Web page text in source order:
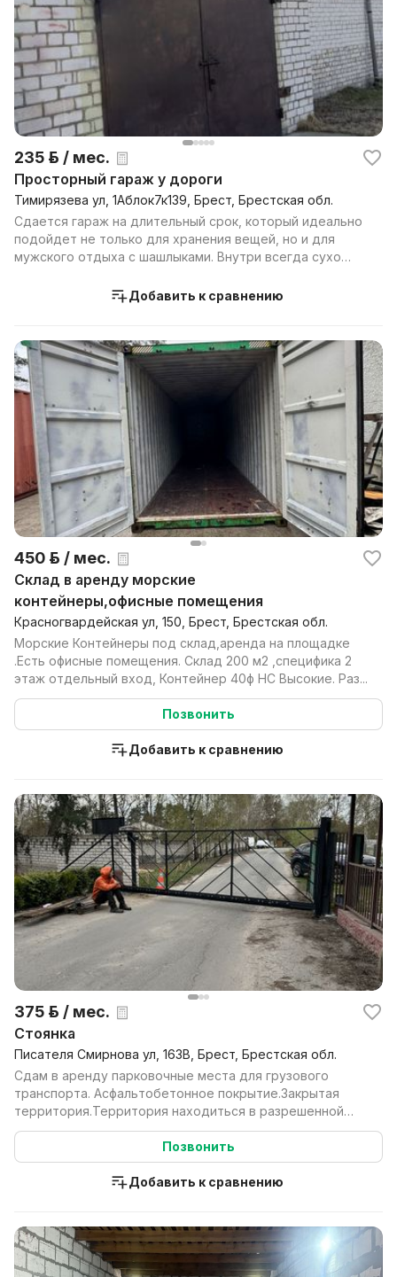
235 р. / мес.
Просторный гараж у дороги
Тимирязева ул, 1Аблок7к139, Брест, Брестская обл.
Сдается гараж на длительный срок, который идеально
подойдет не только для хранения вещей, но и для
мужского отдыха с шашлыками. Внутри всегда сухо
Добавить к сравнению
450 р. / мес.
Склад в аренду морские
контейнеры,офисные помещения
Красногвардейская ул, 150, Брест, Брестская обл.
Морские Контейнеры под склад,аренда на площадке
.Есть офисные помещения. Склад 200 м2 ,специфика 2
этаж отдельный вход, Контейнер 40ф HC Высокие. Раз...
Позвонить
Добавить к сравнению
375 р. / мес.
Стоянка
Писателя Смирнова ул, 163В, Брест, Брестская обл.
Сдам в аренду парковочные места для грузового
транспорта. Асфальтобетонное покрытие.Закрытая
территория.Территория находиться в разрешенной
зоне выезд...
Позвонить
Добавить к сравнению